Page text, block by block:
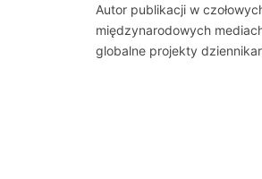
Autor publikacji w
międzynarodowych
globalne projekty